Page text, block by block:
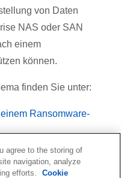
von Daten
NAS oder SAN
einem
können.
finden Sie unter:
Ransomware-
agree to the storing of
navigation, analyze
efforts.
Cookie